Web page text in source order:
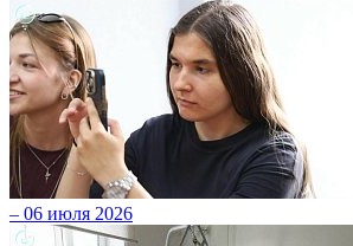
– 06 июля 2026